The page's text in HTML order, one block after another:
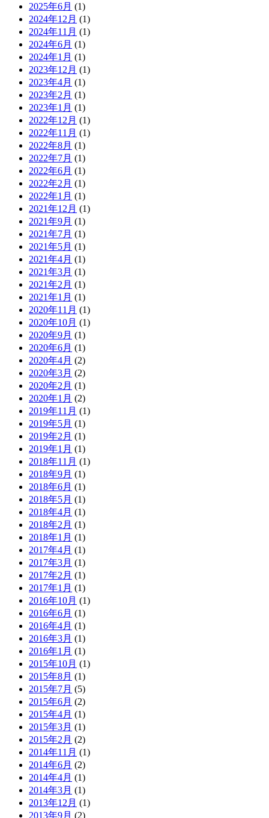
2025年6月 (1)
2024年12月 (1)
2024年11月 (1)
2024年6月 (1)
2024年1月 (1)
2023年12月 (1)
2023年4月 (1)
2023年2月 (1)
2023年1月 (1)
2022年12月 (1)
2022年11月 (1)
2022年8月 (1)
2022年7月 (1)
2022年6月 (1)
2022年2月 (1)
2022年1月 (1)
2021年12月 (1)
2021年9月 (1)
2021年7月 (1)
2021年5月 (1)
2021年4月 (1)
2021年3月 (1)
2021年2月 (1)
2021年1月 (1)
2020年11月 (1)
2020年10月 (1)
2020年9月 (1)
2020年6月 (1)
2020年4月 (2)
2020年3月 (2)
2020年2月 (1)
2020年1月 (2)
2019年11月 (1)
2019年5月 (1)
2019年2月 (1)
2019年1月 (1)
2018年11月 (1)
2018年9月 (1)
2018年6月 (1)
2018年5月 (1)
2018年4月 (1)
2018年2月 (1)
2018年1月 (1)
2017年4月 (1)
2017年3月 (1)
2017年2月 (1)
2017年1月 (1)
2016年10月 (1)
2016年6月 (1)
2016年4月 (1)
2016年3月 (1)
2016年1月 (1)
2015年10月 (1)
2015年8月 (1)
2015年7月 (5)
2015年6月 (2)
2015年4月 (1)
2015年3月 (1)
2015年2月 (2)
2014年11月 (1)
2014年6月 (2)
2014年4月 (1)
2014年3月 (1)
2013年12月 (1)
2013年9月 (2)